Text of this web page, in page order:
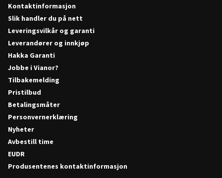
Kontaktinformasjon
Slik handler du på nett
Leveringsvilkår og garanti
Leverandører og innkjøp
Hakka Garanti
Jobbe i Vianor?
Tilbakemelding
Pristilbud
Betalingsmåter
Personvernerklæring
Nyheter
Avbestill time
EUDR
Produsentenes kontaktinformasjon